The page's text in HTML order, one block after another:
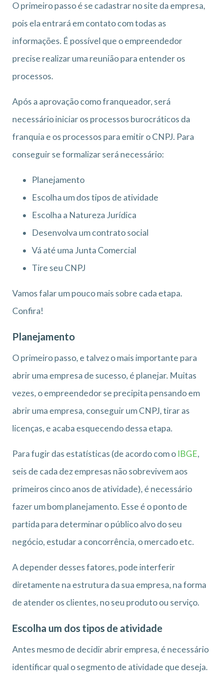
O primeiro passo é se cadastrar no site da empresa,
pois ela entrará em contato com todas as
informações. É possível que o empreendedor
precise realizar uma reunião para entender os
processos.
Após a aprovação como franqueador, será
necessário iniciar os processos burocráticos da
franquia e os processos para emitir o CNPJ. Para
conseguir se formalizar será necessário:
Planejamento
Escolha um dos tipos de atividade
Escolha a Natureza Jurídica
Desenvolva um contrato social
Vá até uma Junta Comercial
Tire seu CNPJ
Vamos falar um pouco mais sobre cada etapa.
Confira!
Planejamento
O primeiro passo, e talvez o mais importante para
abrir uma empresa de sucesso, é planejar. Muitas
vezes, o empreendedor se precipita pensando em
abrir uma empresa, conseguir um CNPJ, tirar as
licenças, e acaba esquecendo dessa etapa.
Para fugir das estatísticas (de acordo com o IBGE,
seis de cada dez empresas não sobrevivem aos
primeiros cinco anos de atividade), é necessário
fazer um bom planejamento. Esse é o ponto de
partida para determinar o público alvo do seu
negócio, estudar a concorrência, o mercado etc.
A depender desses fatores, pode interferir
diretamente na estrutura da sua empresa, na forma
de atender os clientes, no seu produto ou serviço.
Escolha um dos tipos de atividade
Antes mesmo de decidir abrir empresa, é necessário
identificar qual o segmento de atividade que deseja.